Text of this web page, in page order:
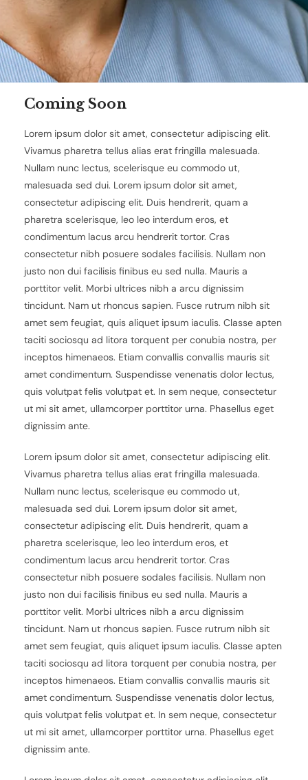
Coming Soon
Lorem ipsum dolor sit amet, consectetur adipiscing elit.
Vivamus pharetra tellus alias erat fringilla malesuada.
Nullam nunc lectus, scelerisque eu commodo ut,
malesuada sed dui. Lorem ipsum dolor sit amet,
consectetur adipiscing elit. Duis hendrerit, quam a
pharetra scelerisque, leo leo interdum eros, et
condimentum lacus arcu hendrerit tortor. Cras
consectetur nibh posuere sodales facilisis. Nullam non
justo non dui facilisis finibus eu sed nulla. Mauris a
porttitor velit. Morbi ultrices nibh a arcu dignissim
tincidunt. Nam ut rhoncus sapien. Fusce rutrum nibh sit
amet sem feugiat, quis aliquet ipsum iaculis. Classe apten
taciti sociosqu ad litora torquent per conubia nostra, per
inceptos himenaeos. Etiam convallis convallis mauris sit
amet condimentum. Suspendisse venenatis dolor lectus,
quis volutpat felis volutpat et. In sem neque, consectetur
ut mi sit amet, ullamcorper porttitor urna. Phasellus eget
dignissim ante.
Lorem ipsum dolor sit amet, consectetur adipiscing elit.
Vivamus pharetra tellus alias erat fringilla malesuada.
Nullam nunc lectus, scelerisque eu commodo ut,
malesuada sed dui. Lorem ipsum dolor sit amet,
consectetur adipiscing elit. Duis hendrerit, quam a
pharetra scelerisque, leo leo interdum eros, et
condimentum lacus arcu hendrerit tortor. Cras
consectetur nibh posuere sodales facilisis. Nullam non
justo non dui facilisis finibus eu sed nulla. Mauris a
porttitor velit. Morbi ultrices nibh a arcu dignissim
tincidunt. Nam ut rhoncus sapien. Fusce rutrum nibh sit
amet sem feugiat, quis aliquet ipsum iaculis. Classe apten
taciti sociosqu ad litora torquent per conubia nostra, per
inceptos himenaeos. Etiam convallis convallis mauris sit
amet condimentum. Suspendisse venenatis dolor lectus,
quis volutpat felis volutpat et. In sem neque, consectetur
ut mi sit amet, ullamcorper porttitor urna. Phasellus eget
dignissim ante.